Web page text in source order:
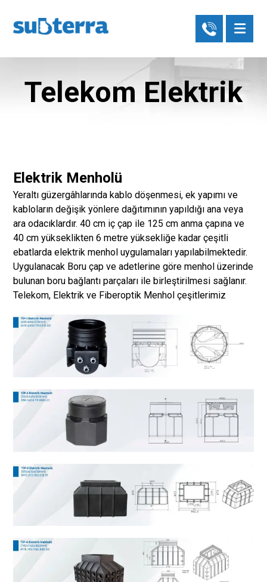
Telekom Elektrik
Elektrik Menholü
Yeraltı güzergâhlarında kablo döşenmesi, ek yapımı ve
kabloların değişik yönlere dağıtımının yapıldığı ana veya
ara odacıklardır. 40 cm iç çap ile 125 cm anma çapına ve
40 cm yükseklikten 6 metre yüksekliğe kadar çeşitli
ebatlarda elektrik menhol uygulamaları yapılabilmektedir.
Uygulanacak Boru çap ve adetlerine göre menhol üzerinde
bulunan boru bağlantı parçaları ile birleştirilmesi sağlanır.
Telekom, Elektrik ve Fiberoptik Menhol çeşitlerimiz